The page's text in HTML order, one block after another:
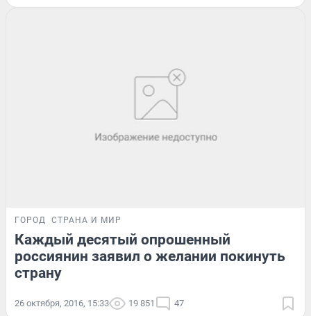
ГОРОД СТРАНА И МИР
Каждый десятый опрошенный
россиянин заявил о желании покинуть
страну
26 октября, 2016, 15:33 19 851 47